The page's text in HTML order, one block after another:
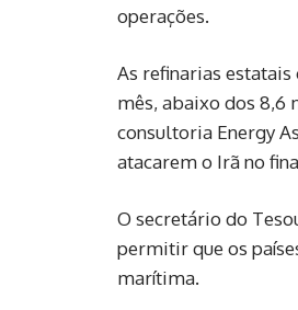
operações.
As refinarias
mês, abaixo dos 8,6
consultoria Energy
atacarem o Irã no
O secretário do
permitir que os
marítima.